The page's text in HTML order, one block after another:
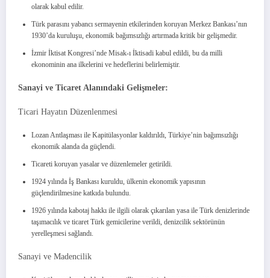
olarak kabul edilir.
Türk parasını yabancı sermayenin etkilerinden koruyan Merkez Bankası’nın
1930’da kuruluşu, ekonomik bağımsızlığı artırmada kritik bir gelişmedir.
İzmir İktisat Kongresi’nde Misak-ı İktisadi kabul edildi, bu da milli
ekonominin ana ilkelerini ve hedeflerini belirlemiştir.
Sanayi ve Ticaret Alanındaki Gelişmeler:
Ticari Hayatın Düzenlenmesi
Lozan Antlaşması ile Kapitülasyonlar kaldırıldı, Türkiye’nin bağımsızlığı
ekonomik alanda da güçlendi.
Ticareti koruyan yasalar ve düzenlemeler getirildi.
1924 yılında İş Bankası kuruldu, ülkenin ekonomik yapısının
güçlendirilmesine katkıda bulundu.
1926 yılında kabotaj hakkı ile ilgili olarak çıkarılan yasa ile Türk denizlerinde
taşımacılık ve ticaret Türk gemicilerine verildi, denizcilik sektörünün
yerelleşmesi sağlandı.
Sanayi ve Madencilik